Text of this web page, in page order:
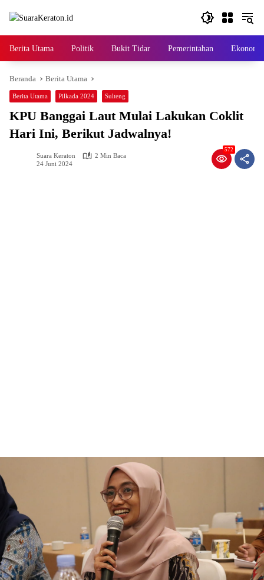
Berita Utama Politik Bukit Tidar Pemerintahan Ekonomi
Beranda Berita Utama
Berita Utama Pilkada 2024 Sulteng
KPU Banggai Laut Mulai Lakukan Coklit
Hari Ini, Berikut Jadwalnya!
Suara Keraton
2 Min Baca
24 Juni 2024
572